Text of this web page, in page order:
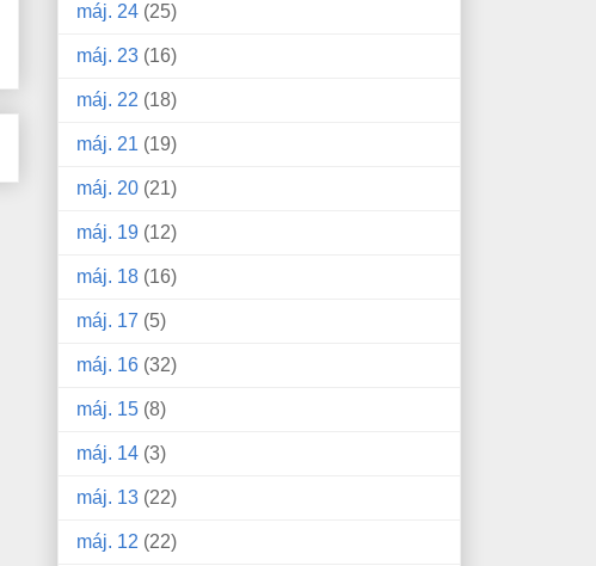
máj. 24 (25)
máj. 23 (16)
máj. 22 (18)
máj. 21 (19)
máj. 20 (21)
máj. 19 (12)
máj. 18 (16)
máj. 17 (5)
máj. 16 (32)
máj. 15 (8)
máj. 14 (3)
máj. 13 (22)
máj. 12 (22)